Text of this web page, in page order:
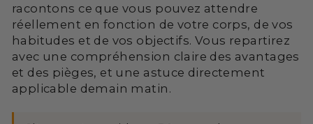
racontons ce que vous pouvez attendre
réellement en fonction de votre corps, de vos
habitudes et de vos objectifs. Vous repartirez
avec une compréhension claire des avantages
et des pièges, et une astuce directement
applicable demain matin.